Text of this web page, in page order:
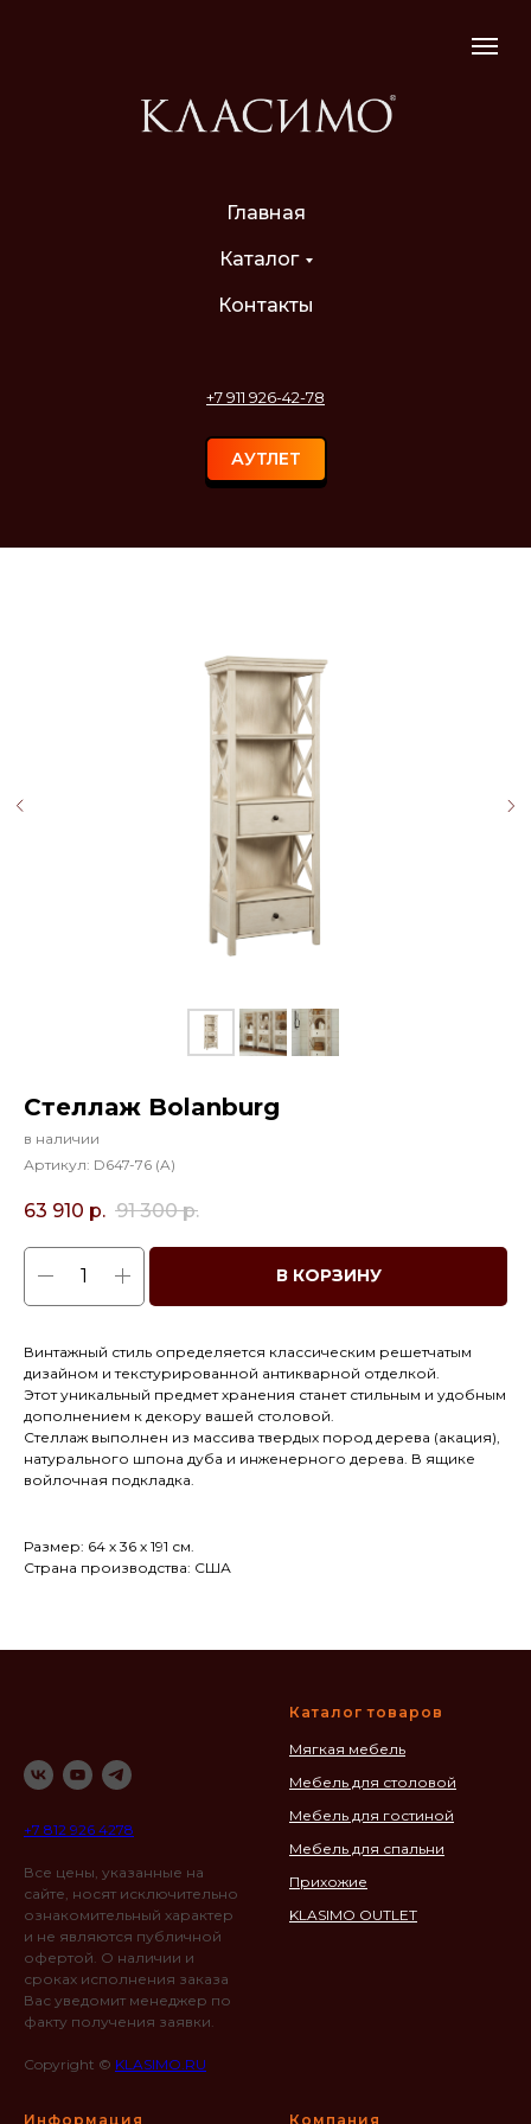
Главная
Каталог
Контакты
+7 911 926-42-78
АУТЛЕТ
Стеллаж Bolanburg
в наличии
Артикул: D647-76 (A)
63 910 р. 91 300 р.
В КОРЗИНУ
Винтажный стиль определяется классическим решетчатым
дизайном и текстурированной антикварной отделкой.
Этот уникальный предмет хранения станет стильным и удобным
дополнением к декору вашей столовой.
Стеллаж выполнен из массива твердых пород дерева (акация),
натурального шпона дуба и инженерного дерева. В ящике
войлочная подкладка.
Размер: 64 х 36 х 191 см.
Страна производства: США
+7 812 926 4278
Все цены, указанные на
сайте, носят исключительно
ознакомительный характер
и не являются публичной
офертой. О наличии и
сроках исполнения заказа
Вас уведомит менеджер по
факту получения заявки.
Copyright © KLASIMO.RU
Каталог товаров
Мягкая мебель
Мебель для столовой
Мебель для гостиной
Мебель для спальни
Прихожие
KLASIMO OUTLET
Информация Компания